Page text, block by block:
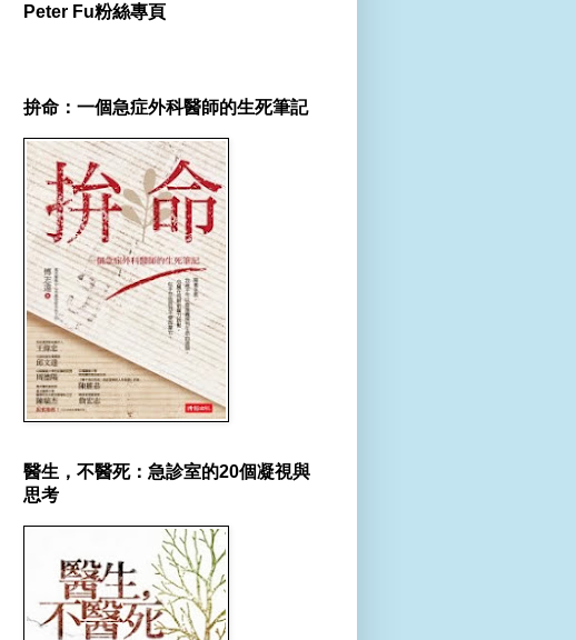
Peter Fu粉絲專頁
拚命：一個急症外科醫師的生死筆記
醫生，不醫死：急診室的20個凝視與
思考